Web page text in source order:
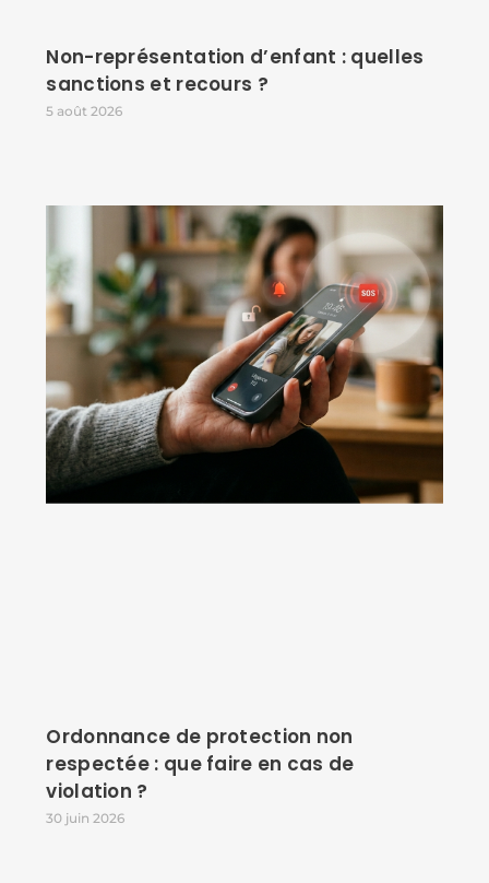
Non-représentation d’enfant : quelles
sanctions et recours ?
5 août 2026
Ordonnance de protection non
respectée : que faire en cas de
violation ?
30 juin 2026